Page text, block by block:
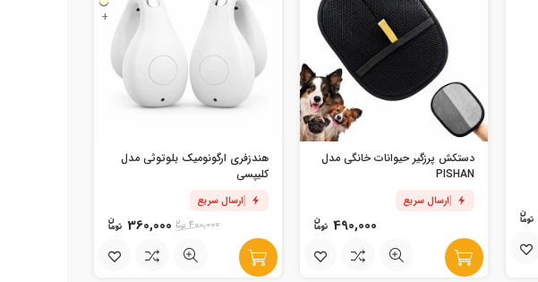
دستکش پرزگیر حیوانات خانگی مدل
PISHAN
ارسال سریع
490,000
+
هندزفری ارگونومیک بلوتوثی مدل
کلیپسی
ارسال سریع
400,000
360,000